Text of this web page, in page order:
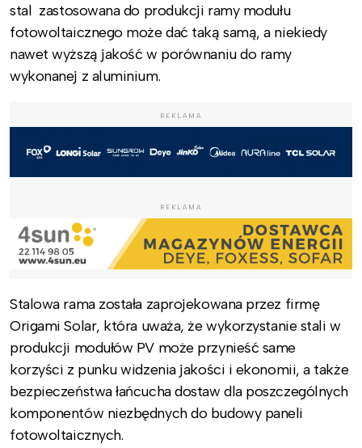
stal zastosowana do produkcji ramy modułu
fotowoltaicznego może dać taką samą, a niekiedy
nawet wyższą jakość w porównaniu do ramy
wykonanej z aluminium.
REKLAMA
REKLAMA
Stalowa rama została zaprojekowana przez firmę
Origami Solar, która uważa, że wykorzystanie stali w
produkcji modułów PV może przynieść same
korzyści z punku widzenia jakości i ekonomii, a także
bezpieczeństwa łańcucha dostaw dla poszczególnych
komponentów niezbędnych do budowy paneli
fotowoltaicznych.